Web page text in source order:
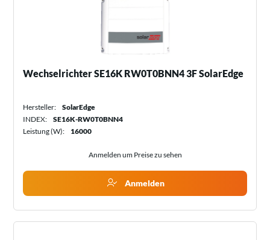
Wechselrichter SE16K RW0T0BNN4 3F SolarEdge
Hersteller:
SolarEdge
INDEX:
SE16K-RW0T0BNN4
Leistung (W):
16000
Anmelden um Preise zu sehen
Anmelden